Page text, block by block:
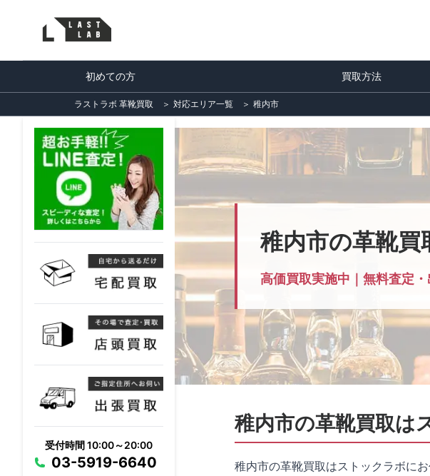
初めての方 買取方法
ラストラボ 革靴買取 ＞ 対応エリア一覧 ＞ 稚内市
受付時間 10:00～20:00
03-5919-6640
稚内市の革靴
高価買取実施中｜無料査定
稚内市の革靴買取は
稚内市の革靴買取はストックラボに